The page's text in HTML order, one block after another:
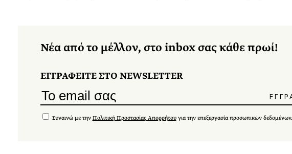
Νέα από το μέλλον, στο inbox σας κάθε πρωί!
ΕΓΓΡΑΦΕΙΤΕ ΣΤΟ NEWSLETTER
Συναινώ με την Πολιτική Προστασίας Απορρήτουγια την επεξεργασία προσωπικών δεδομένων.